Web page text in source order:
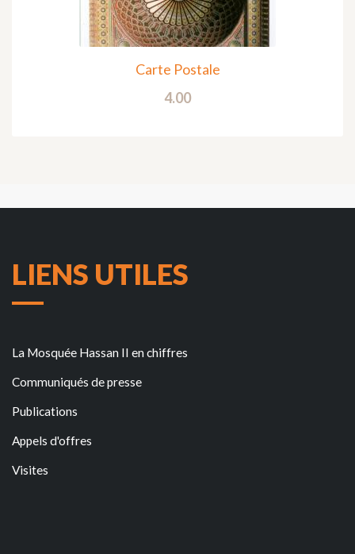
Carte Postale
4.00
LIENS UTILES
La Mosquée Hassan II en chiffres
Communiqués de presse
Publications
Appels d'offres
Visites